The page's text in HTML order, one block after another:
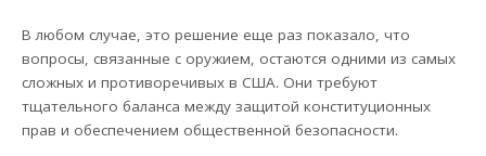
В любом случае, это решение еще раз показало, что
вопросы, связанные с оружием, остаются одними из самых
сложных и противоречивых в США. Они требуют
тщательного баланса между защитой конституционных
прав и обеспечением общественной безопасности.